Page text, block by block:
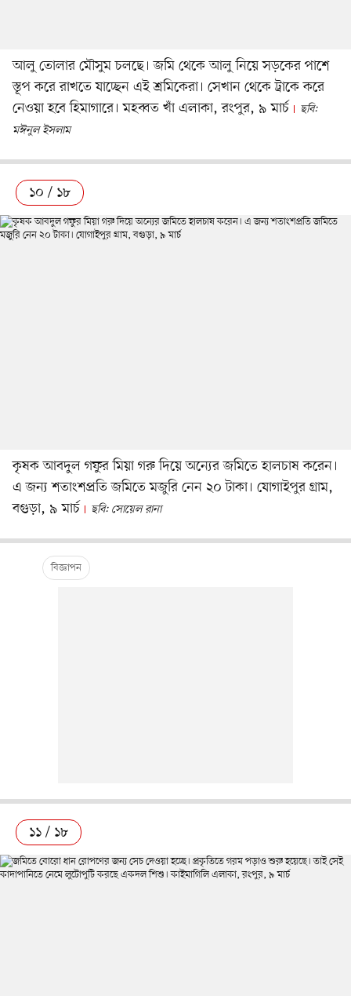
আলু তোলার মৌসুম চলছে। জমি থেকে আলু নিয়ে সড়কের পাশে
স্তূপ করে রাখতে যাচ্ছেন এই শ্রমিকেরা। সেখান থেকে ট্রাকে করে
নেওয়া হবে হিমাগারে। মহব্বত খাঁ এলাকা, রংপুর, ৯ মার্চ
ছবি:
মঈনুল ইসলাম
১০ / ১৮
কৃষক আবদুল গফুর মিয়া গরু দিয়ে অন্যের জমিতে হালচাষ করেন।
এ জন্য শতাংশপ্রতি জমিতে মজুরি নেন ২০ টাকা। যোগাইপুর গ্রাম,
বগুড়া, ৯ মার্চ
ছবি: সোয়েল রানা
১১ / ১৮